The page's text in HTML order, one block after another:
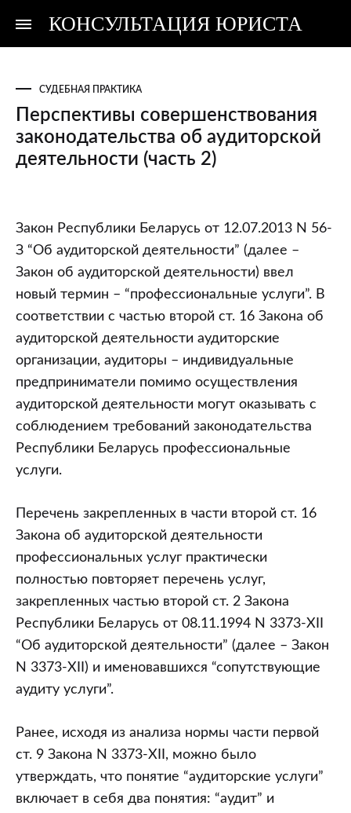
КОНСУЛЬТАЦИЯ ЮРИСТА
Консультация
Консультация
СУДЕБНАЯ ПРАКТИКА
Перспективы совершенствования
законодательства об аудиторской
деятельности (часть 2)
Перспективы
совершенствования
законодательства
об
аудиторской
деятельности
(часть
2)
Закон Республики Беларусь от 12.07.2013 N 56-
З “Об аудиторской деятельности” (далее –
Закон об аудиторской деятельности) ввел
новый термин – “профессиональные услуги”. В
соответствии с частью второй ст. 16 Закона об
аудиторской деятельности аудиторские
организации, аудиторы – индивидуальные
предприниматели помимо осуществления
аудиторской деятельности могут оказывать с
соблюдением требований законодательства
Республики Беларусь профессиональные
услуги.
Перечень закрепленных в части второй ст. 16
Закона об аудиторской деятельности
профессиональных услуг практически
полностью повторяет перечень услуг,
закрепленных частью второй ст. 2 Закона
Республики Беларусь от 08.11.1994 N 3373-XII
“Об аудиторской деятельности” (далее – Закон
N 3373-XII) и именовавшихся “сопутствующие
аудиту услуги”.
Ранее, исходя из анализа нормы части первой
ст. 9 Закона N 3373-XII, можно было
утверждать, что понятие “аудиторские услуги”
включает в себя два понятия: “аудит” и